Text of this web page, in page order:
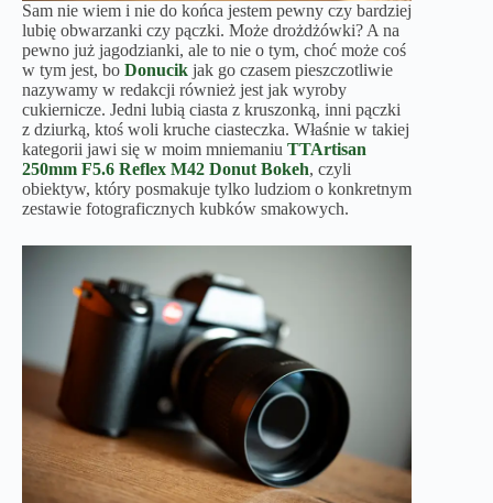
Sam nie wiem i nie do końca jestem pewny czy bardziej
lubię obwarzanki czy pączki. Może drożdżówki? A na
pewno już jagodzianki, ale to nie o tym, choć może coś
w tym jest, bo Donucik jak go czasem pieszczotliwie
nazywamy w redakcji również jest jak wyroby
cukiernicze. Jedni lubią ciasta z kruszonką, inni pączki
z dziurką, ktoś woli kruche ciasteczka. Właśnie w takiej
kategorii jawi się w moim mniemaniu TTArtisan
250mm F5.6 Reflex M42 Donut Bokeh, czyli
obiektyw, który posmakuje tylko ludziom o konkretnym
zestawie fotograficznych kubków smakowych.